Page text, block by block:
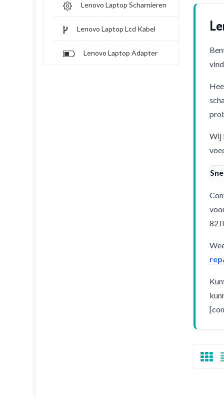
Lenovo Laptop Scharnieren
Lenovo Laptop Lcd Kabel
Lenovo Laptop Adapter
Wij